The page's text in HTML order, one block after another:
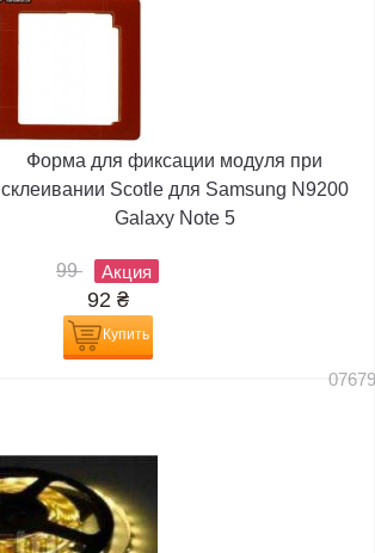
Форма для фиксации модуля при
склеивании Scotle для Samsung N9200
Galaxy Note 5
99 Акция
92 ₴
Купить